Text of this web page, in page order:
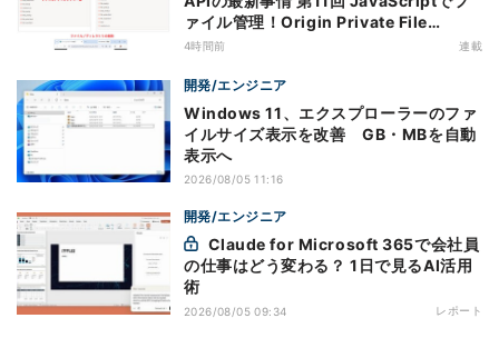
ァイル管理！Origin Private File
Systemを活用する
4時間前 連載
開発/エンジニア
Windows 11、エクスプローラーのファ
イルサイズ表示を改善 GB・MBを自動
表示へ
2026/08/05 11:16
開発/エンジニア
の仕事はどう変わる？ 1日で見るAI活用
術
2026/08/05 09:34 レポート